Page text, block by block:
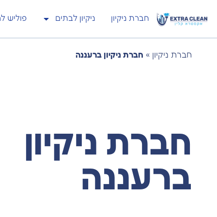
חברת ניקיון ניקיון לבתים פוליש
חברת ניקיון » חברת ניקיון ברעננה
חברת ניקיון
ברעננה